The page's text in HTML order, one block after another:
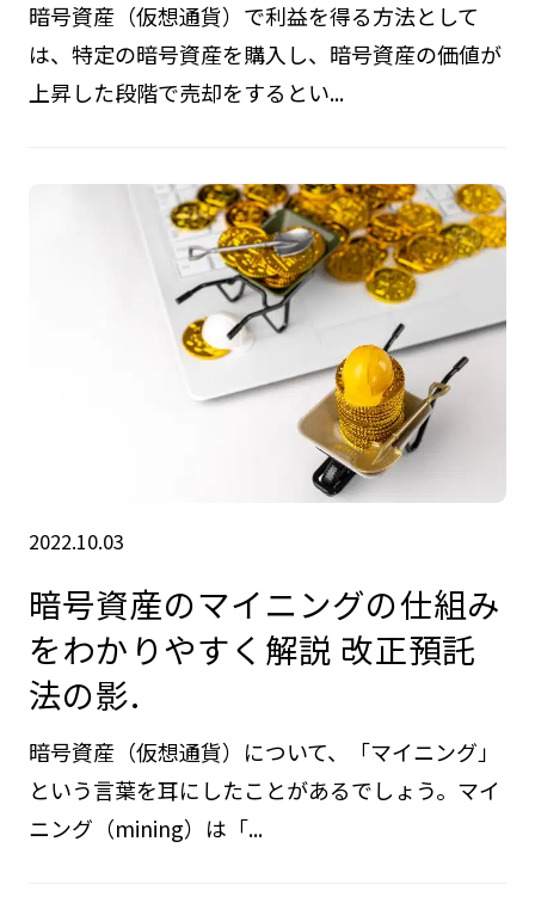
暗号資産（仮想通貨）で利益を得る方法として
は、特定の暗号資産を購入し、暗号資産の価値が
上昇した段階で売却をするとい...
2022.10.03
暗号資産のマイニングの仕組み
をわかりやすく解説 改正預託
法の影.
暗号資産（仮想通貨）について、「マイニング」
という言葉を耳にしたことがあるでしょう。マイ
ニング（mining）は「...